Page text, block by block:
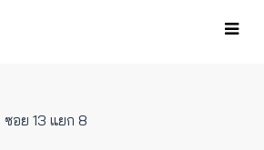
ซอย 13 แยก 8